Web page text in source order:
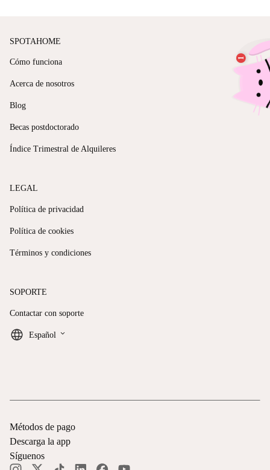
SPOTAHOME
Cómo funciona
Acerca de nosotros
Blog
Becas postdoctorado
Índice Trimestral de Alquileres
LEGAL
Política de privacidad
Política de cookies
Términos y condiciones
SOPORTE
Contactar con soporte
Español keyboard_arrow_down
Métodos de pago
Descarga la app
Síguenos